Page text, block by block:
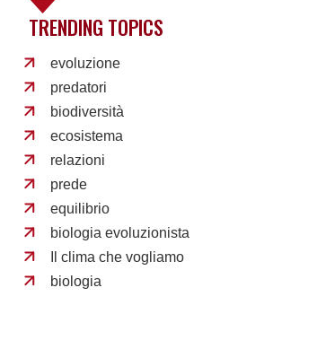
TRENDING TOPICS
evoluzione
predatori
biodiversità
ecosistema
relazioni
prede
equilibrio
biologia evoluzionista
Il clima che vogliamo
biologia